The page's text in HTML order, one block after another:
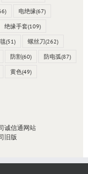
电绝缘(67)
绝缘手套(109)
(51) 螺丝刀(262)
防割(60) 防电弧(87)
黄色(49)
诚信通网站
旧版